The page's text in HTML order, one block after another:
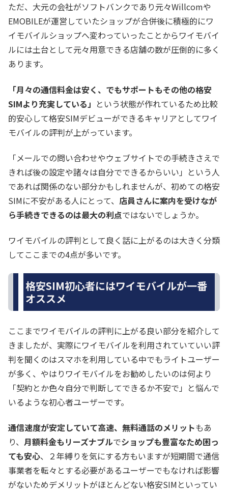
ただ、大元の会社がソフトバンクであり元々Willcomや
EMOBILEが運営していたショップが合併後に積極的にワ
イモバイルショップへ変わっていったことからワイモバイ
ルには土台として元々用意できる店舗の数が圧倒的に多く
あります。
「月々の通信料金は安く、でもサポートもその他の格安
SIMより充実している」 という状態が作れているため比較
的安心して格安SIMデビューができるキャリアとしてワイ
モバイルの評判が上がっています。
「メールでの問い合わせやウェブサイトでの手続きさえで
きれば後の設定や諸々は自分でできるからいい」という人
であれば関係のない部分かもしれませんが、初めての格安
SIMに不安がある人にとって、 店員さんに案内を受けなが
ら手続きできるのは最大の利点ではないでしょうか。
ワイモバイルの評判として良く話に上がるのは大きく分類
してここまでの4点が多いです。
格安SIM初心者にはワイモバイルが一番
オススメ
ここまでワイモバイルの評判に上がる良い部分を紹介して
きましたが、実際にワイモバイルを利用されていていい評
判を聞くのはスマホを利用している中でもライトユーザー
が多く、やはりワイモバイルをお勧めしたいのは何より
「契約とか色々自分で判断してできるか不安で」と悩んで
いるような初心者ユーザーです。
通信速度が安定していて高速、無料通話のメリットもあ
り、 月額料金もリーズナブルでショップも豊富なため困っ
ても安心、２年縛りを気にする方もいますが短期間で通信
事業者を転々とする必要があるユーザーでもなければ影響
がないためデメリットがほとんどない格安SIMといってい